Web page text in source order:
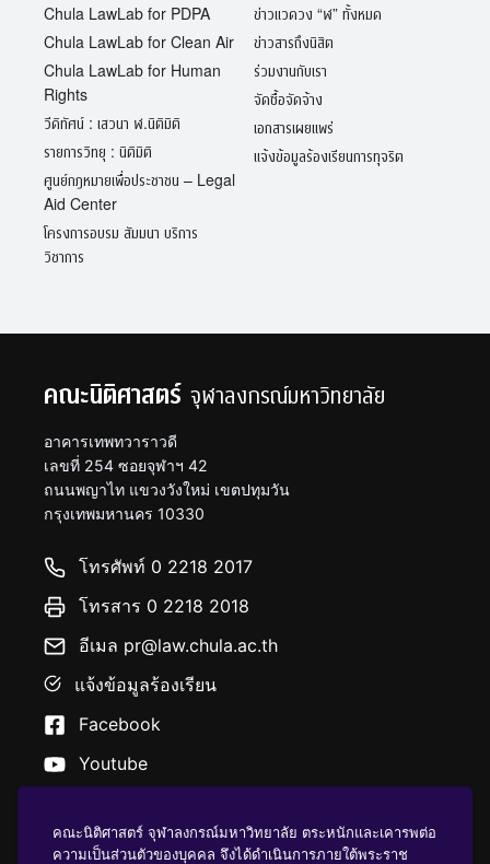
Chula LawLab for PDPA
Chula LawLab for Clean Air
Chula LawLab for Human
Rights
วีดิทัศน์ : เสวนา ฬ.นิติมิติ
รายการวิทยุ : นิติมิติ
ศูนย์กฎหมายเพื่อประชาชน – Legal
Aid Center
โครงการอบรม สัมมนา บริการ
วิชาการ
ข่าวแวดวง “ฬ” ทั้งหมด
ข่าวสารถึงนิสิต
ร่วมงานกับเรา
จัดซื้อจัดจ้าง
เอกสารเผยแพร่
แจ้งข้อมูลร้องเรียนการทุจริต
คณะนิติศาสตร์ จุฬาลงกรณ์มหาวิทยาลัย
อาคารเทพทวาราวดี
เลขที่ 254 ซอยจุฬาฯ 42
ถนนพญาไท แขวงวังใหม่ เขตปทุมวัน
กรุงเทพมหานคร 10330
โทรศัพท์ 0 2218 2017
โทรสาร 0 2218 2018
อีเมล pr@law.chula.ac.th
แจ้งข้อมูลร้องเรียน
Facebook
Youtube
คณะนิติศาสตร์ จุฬาลงกรณ์มหาวิทยาลัย ตระหนักและเคารพต่อ
ความเป็นส่วนตัวของบุคคล จึงได้ดำเนินการภายใต้พระราช